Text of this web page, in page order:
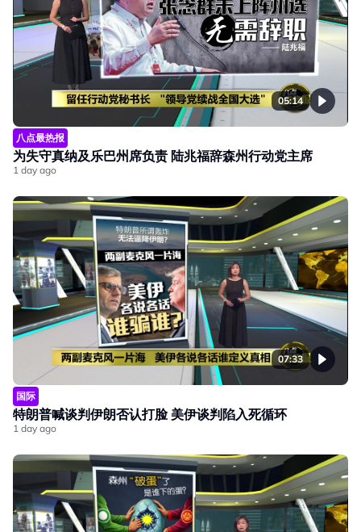
05:14
八点最热报
为失守真纳及乐巴州席负责 陆兆福辞森州行动党主席
1 day ago
07:33
国际
特朗普喊谈判伊朗否认打脸 美伊谈判陷入死循环
1 day ago